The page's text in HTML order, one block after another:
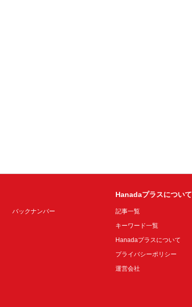
バックナンバー
Hanadaプラスについて
記事一覧
キーワード一覧
Hanadaプラスについて
プライバシーポリシー
運営会社